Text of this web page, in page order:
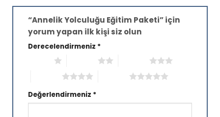
“Annelik Yolculuğu Eğitim Paketi” için
yorum yapan ilk kişi siz olun
Derecelendirmeniz *
Değerlendirmeniz *